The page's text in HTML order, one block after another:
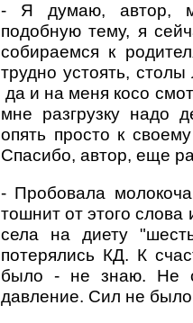
- Я думаю, автор,
подобную тему, я
собираемся к
трудно устоять,
да и на меня косо
мне разгрузку надо
опять просто к
Спасибо, автор, еще
- Пробовала
тошнит от этого слова
села на диету
потерялись КД. К
было - не знаю. Не
давление. Сил не